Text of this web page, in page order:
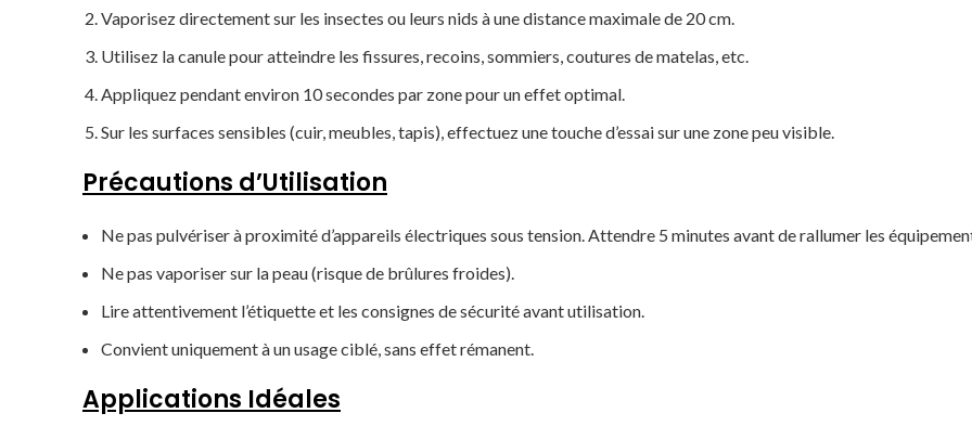
Vaporisez directement sur les insectes ou leurs nids à une distance maximale de 20 cm.
Utilisez la canule pour atteindre les fissures, recoins, sommiers, coutures de matelas, etc.
Appliquez pendant environ 10 secondes par zone pour un effet optimal.
Sur les surfaces sensibles (cuir, meubles, tapis), effectuez une touche d’essai sur une zone peu visible.
Précautions d’Utilisation
Ne pas pulvériser à proximité d’appareils électriques sous tension. Attendre 5 minutes avant de rallumer les
Ne pas vaporiser sur la peau (risque de brûlures froides).
Lire attentivement l’étiquette et les consignes de sécurité avant utilisation.
Convient uniquement à un usage ciblé, sans effet rémanent.
Applications Idéales